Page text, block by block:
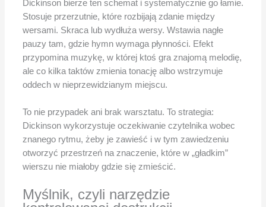
Dickinson bierze ten schemat i systematycznie go łamie.
Stosuje przerzutnie, które rozbijają zdanie między
wersami. Skraca lub wydłuża wersy. Wstawia nagłe
pauzy tam, gdzie hymn wymaga płynności. Efekt
przypomina muzykę, w której ktoś gra znajomą melodię,
ale co kilka taktów zmienia tonację albo wstrzymuje
oddech w nieprzewidzianym miejscu.
To nie przypadek ani brak warsztatu. To strategia:
Dickinson wykorzystuje oczekiwanie czytelnika wobec
znanego rytmu, żeby je zawieść i w tym zawiedzeniu
otworzyć przestrzeń na znaczenie, które w „gładkim”
wierszu nie miałoby gdzie się zmieścić.
Myślnik, czyli narzędzie